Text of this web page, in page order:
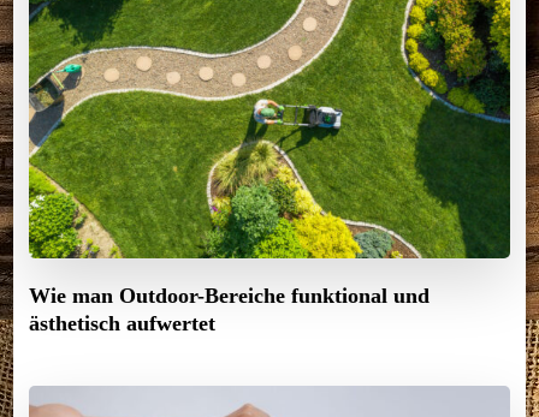
Wie man Outdoor-Bereiche funktional und
ästhetisch aufwertet